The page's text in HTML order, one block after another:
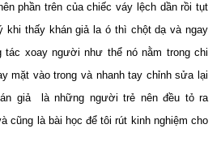
phần trên của chiếc váy lệch dần rồi tụt
khi thấy khán giả la ó thì chột dạ và ngay
tác xoay người như thể nó nằm trong chi
mặt vào trong và nhanh tay chỉnh sửa lại
giả là những người trẻ nên đều tỏ ra
cũng là bài học để tôi rút kinh nghiệm cho